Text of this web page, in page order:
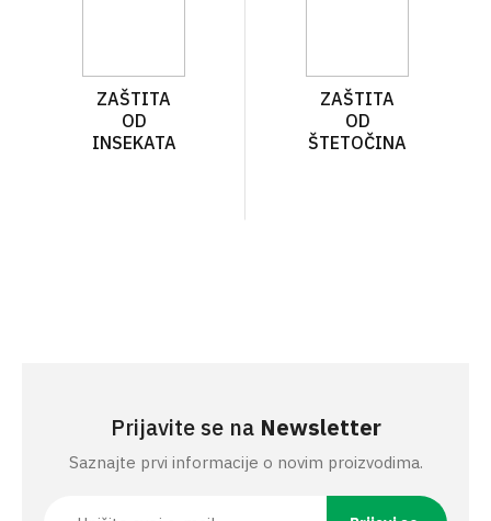
ZAŠTITA
OD
INSEKATA
ZAŠTITA
OD
ŠTETOČINA
Prijavite se na Newsletter
Saznajte prvi informacije o novim proizvodima.